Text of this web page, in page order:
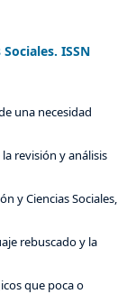
ISSN
una necesidad
revisión y análisis
y Ciencias Sociales,
rebuscado y la
que poca o